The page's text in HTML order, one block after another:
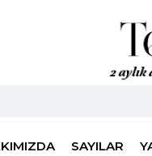
SAYILAR